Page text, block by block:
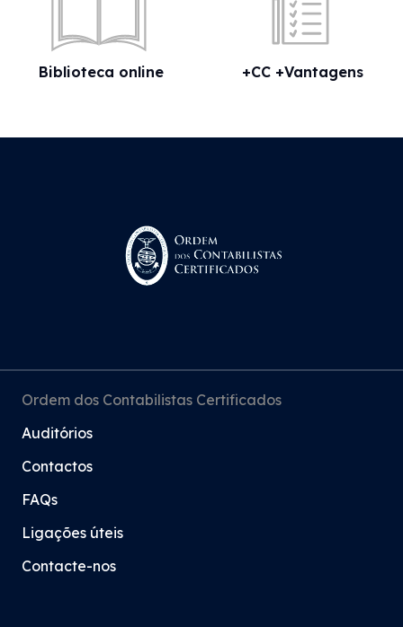
Biblioteca online +CC +Vantagens
Ordem dos Contabilistas Certificados
Auditórios
Contactos
FAQs
Ligações úteis
Contacte-nos